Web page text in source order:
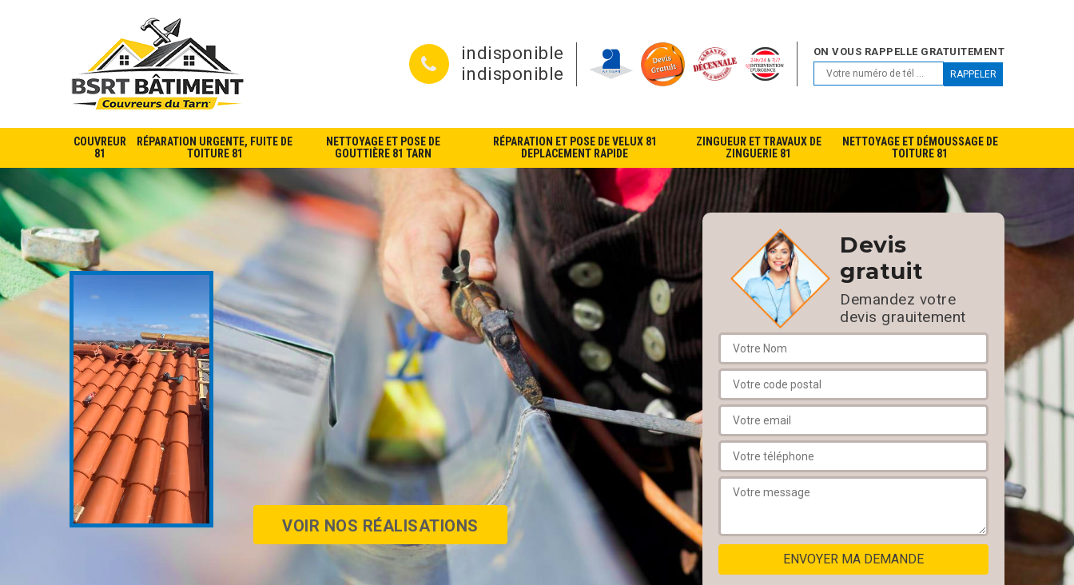
indisponible
indisponible
ON VOUS RAPPELLE GRATUITEMENT
COUVREUR
81
RÉPARATION URGENTE, FUITE DE
TOITURE 81
NETTOYAGE ET POSE DE
GOUTTIÈRE 81 TARN
RÉPARATION ET POSE DE VELUX 81
DEPLACEMENT RAPIDE
ZINGUEUR ET TRAVAUX DE
ZINGUERIE 81
NETTOYAGE ET DÉMOUSSAGE DE
TOITURE 81
VOIR NOS RÉALISATIONS
Devis
gratuit
Demandez votre
devis grauitement